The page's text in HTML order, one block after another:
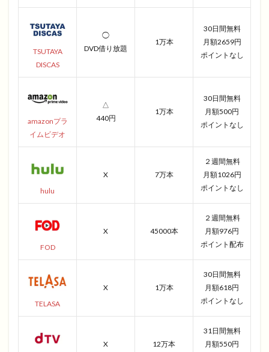
TSUTAYA
DISCAS
◯
DVD借り放題
1万本
30日間無料
月額2659円
ポイントなし
amazonプラ
イムビデオ
△
440円
1万本
30日間無料
月額500円
ポイントなし
hulu
X 7万本
２週間無料
月額1026円
ポイントなし
FOD
X 45000本
２週間無料
月額976円
ポイント配布
TELASA
X 1万本
30日間無料
月額618円
ポイントなし
X 12万本
31日間無料
月額550円